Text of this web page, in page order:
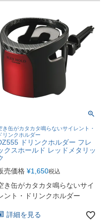
き缶がカタカタ鳴らないサイレント・
リンクホルダー
ドリンクホルダー フレ
クスホールド レッドメタリッ
売価格 ¥1,650税込
き缶がカタカタ鳴らないサイ
ント・ドリンクホルダー
詳細を見る